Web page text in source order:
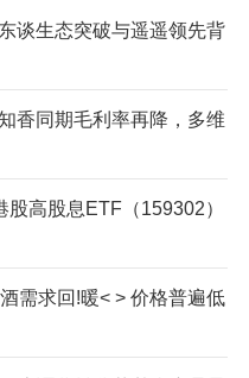
谈生态突破与遥遥领先背
香同期毛利率再降，多维
高股息ETF（159302）
需求回!暖< > 价格普遍低